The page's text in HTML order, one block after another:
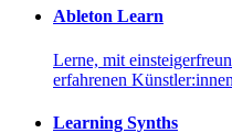
Ableton Learn
Lerne, mit
erfahrenen
Learning Synths